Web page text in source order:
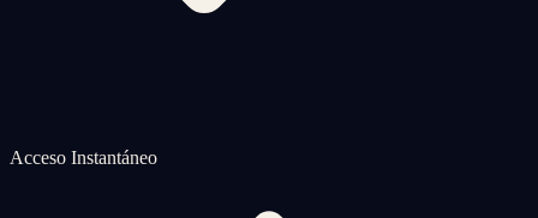
Acceso Instantáneo